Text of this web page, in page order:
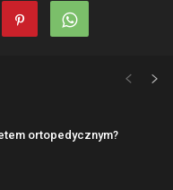
ortopedycznym?